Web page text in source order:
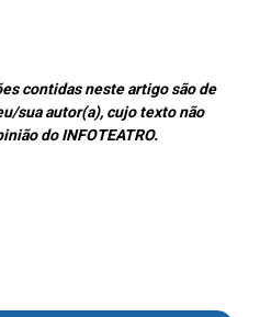
contidas neste artigo são de
sua autor(a), cujo texto não
do INFOTEATRO.